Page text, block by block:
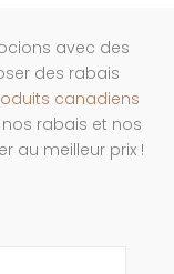
avec des
des rabais
canadiens
rabais et nos
au meilleur prix !